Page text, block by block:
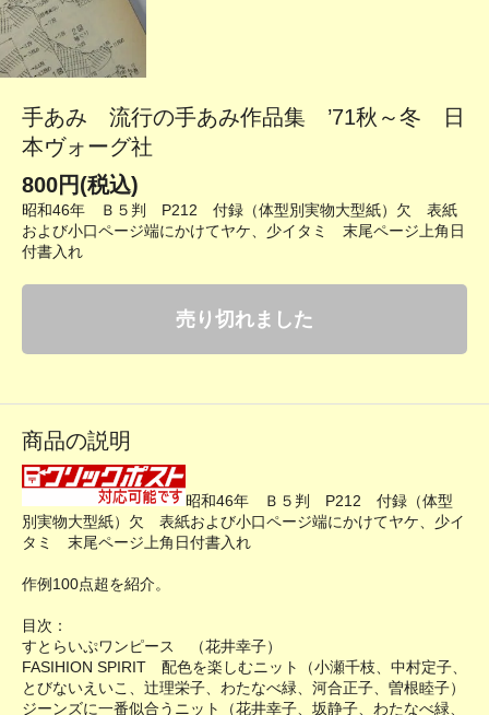
手あみ 流行の手あみ作品集 ’71秋～冬 日
本ヴォーグ社
800円(税込)
昭和46年 Ｂ５判 P212 付録（体型別実物大型紙）欠 表紙
および小口ページ端にかけてヤケ、少イタミ 末尾ページ上角日
付書入れ
売り切れました
商品の説明
昭和46年 Ｂ５判 P212 付録（体型
別実物大型紙）欠 表紙および小口ページ端にかけてヤケ、少イ
タミ 末尾ページ上角日付書入れ
作例100点超を紹介。
目次：
すとらいぷワンピース （花井幸子）
FASIHION SPIRIT 配色を楽しむニット（小瀬千枝、中村定子、
とびないえいこ、辻理栄子、わたなべ緑、河合正子、曽根睦子）
ジーンズに一番似合うニット（花井幸子、坂静子、わたなべ緑、